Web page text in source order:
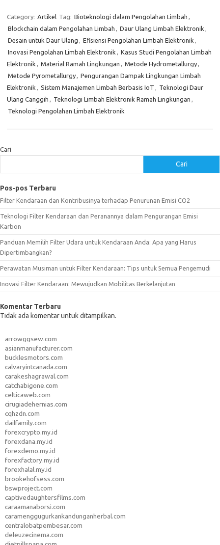
Category: Artikel Tag: Bioteknologi dalam Pengolahan Limbah ,
Blockchain dalam Pengolahan Limbah , Daur Ulang Limbah Elektronik ,
Desain untuk Daur Ulang , Efisiensi Pengolahan Limbah Elektronik ,
Inovasi Pengolahan Limbah Elektronik , Kasus Studi Pengolahan Limbah
Elektronik , Material Ramah Lingkungan , Metode Hydrometallurgy,
Metode Pyrometallurgy, Pengurangan Dampak Lingkungan Limbah
Elektronik , Sistem Manajemen Limbah Berbasis IoT , Teknologi Daur
Ulang Canggih , Teknologi Limbah Elektronik Ramah Lingkungan ,
Teknologi Pengolahan Limbah Elektronik
Cari
Cari
Pos-pos Terbaru
Filter Kendaraan dan Kontribusinya terhadap Penurunan Emisi CO2
Teknologi Filter Kendaraan dan Peranannya dalam Pengurangan Emisi
Karbon
Panduan Memilih Filter Udara untuk Kendaraan Anda: Apa yang Harus
Dipertimbangkan?
Perawatan Musiman untuk Filter Kendaraan: Tips untuk Semua Pengemudi
Inovasi Filter Kendaraan: Mewujudkan Mobilitas Berkelanjutan
Komentar Terbaru
Tidak ada komentar untuk ditampilkan.
arrowggsew.com
asianmanufacturer.com
bucklesmotors.com
calvaryintcanada.com
carakeshagrawal.com
catchabigone.com
celticaweb.com
cirugiadehernias.com
cqhzdn.com
dailfamily.com
forexcrypto.my.id
forexdana.my.id
forexdemo.my.id
forexfactory.my.id
forexhalal.my.id
brookehofsess.com
bswproject.com
captivedaughtersfilms.com
caraamanaborsi.com
caramenggugurkankandunganherbal.com
centralobatpembesar.com
deleuzecinema.com